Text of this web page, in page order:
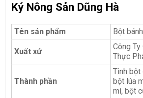
Ký Nông Sản Dũng Hà
Tên sản phẩm Bột
Xuất xứ
Công
Thực
Thành phần
Tinh bột
bột lúa
mì, bột